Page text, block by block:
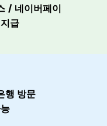
/ 네이버페이
급
행 방문